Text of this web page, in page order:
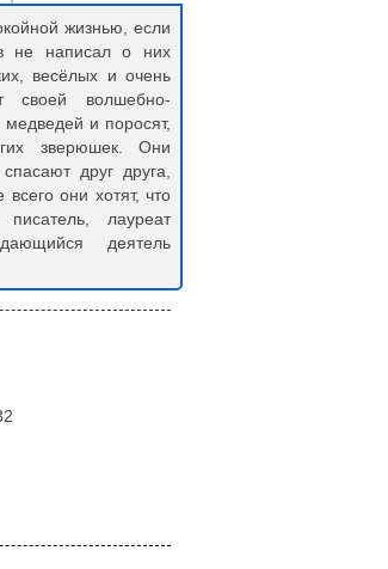
жизнью, если
не написал о них
весёлых и очень
своей волшебно-
и поросят,
зверюшек. Они
друг друга,
они хотят, что
лауреат
деятель